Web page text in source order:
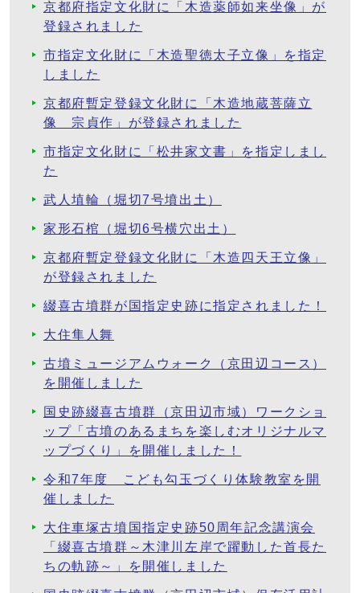
京都府指定文化財に「木造薬師如来坐像」が
登録されました
市指定文化財に「木造聖徳太子立像」を指定
しました
京都府暫定登録文化財に「木造地蔵菩薩立
像 宗貞作」が登録されました
市指定文化財に「松井家文書」を指定しまし
た
武人埴輪（堀切7号墳出土）
家形石棺（堀切6号横穴出土）
京都府暫定登録文化財に「木造四天王立像」
が登録されました
綴喜古墳群が国指定史跡に指定されました！
大住隼人舞
古墳ミュージアムウォーク（京田辺コース）
を開催しました
国史跡綴喜古墳群（京田辺市域）ワークショ
ップ「古墳のあるまちを楽しむオリジナルマ
ップづくり」を開催しました！
令和7年度 こども勾玉づくり体験教室を開
催しました
大住車塚古墳国指定史跡50周年記念講演会
「綴喜古墳群～木津川左岸で躍動した首長た
ちの軌跡～」を開催しました